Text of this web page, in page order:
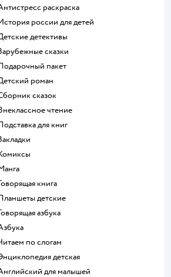
антистресс раскраска
история россии для детей
детские детективы
зарубежные сказки
подарочный пакет
детский роман
сборник сказок
внеклассное чтение
подставка для книг
закладки
комиксы
манга
говорящая книга
Планшеты детские
говорящая азбука
азбука
читаем по слогам
энциклопедия детская
английский для малышей